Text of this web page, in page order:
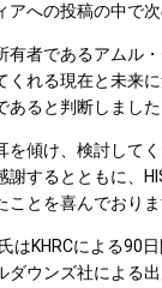
への投稿の中で次
者であるアムル
くれる現在と未来
ると判断しました
傾け、検討してく
謝するとともに、
とを喜んでおりま
KHRCによる90
ダウンズ社による